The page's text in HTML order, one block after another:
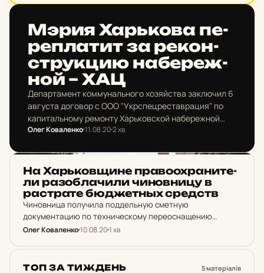
Мэрия Харь­ко­ва пе­
реп­ла­тит за ре­кон­
струк­цию на­бе­реж­
ной – ХАЦ
Департамент коммунального хозяйства заключил 6
августа договор с ООО "Укрспецреставрация" по
капитальному ремонту Харьковской набережной
вдоль правого берега реки Харьков (от пер.
000…
Олег Коваленко11.08.202 хв
На Харь­ков­щи­не пра­во­ох­ра­ни­те­
ли ра­зоб­ла­чи­ли чи­нов­ни­цу в
рас­тра­те бю­джетных средств
Чиновница получила поддельную сметную
документацию по техническому переоснащению
котельной по заведомо завышенным ценам на
результате общая стоимость строительства возросла
на сумму почти 2 млн…
Олег Коваленко10.08.201 хв
ТОП ЗА ТИЖДЕНЬ 5 матеріалів